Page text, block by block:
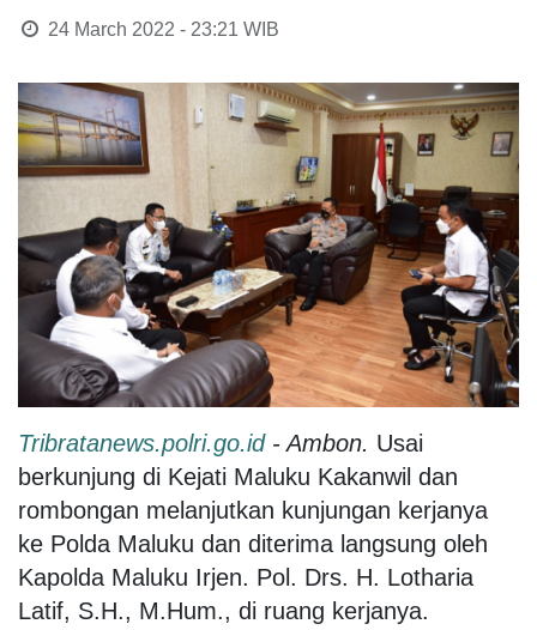
24 March 2022 - 23:21 WIB
Tribratanews.polri.go.id- Ambon. Usai
berkunjung di Kejati Maluku Kakanwil dan
rombongan melanjutkan kunjungan kerjanya
ke Polda Maluku dan diterima langsung oleh
Kapolda Maluku Irjen. Pol. Drs. H. Lotharia
Latif, S.H., M.Hum., di ruang kerjanya.